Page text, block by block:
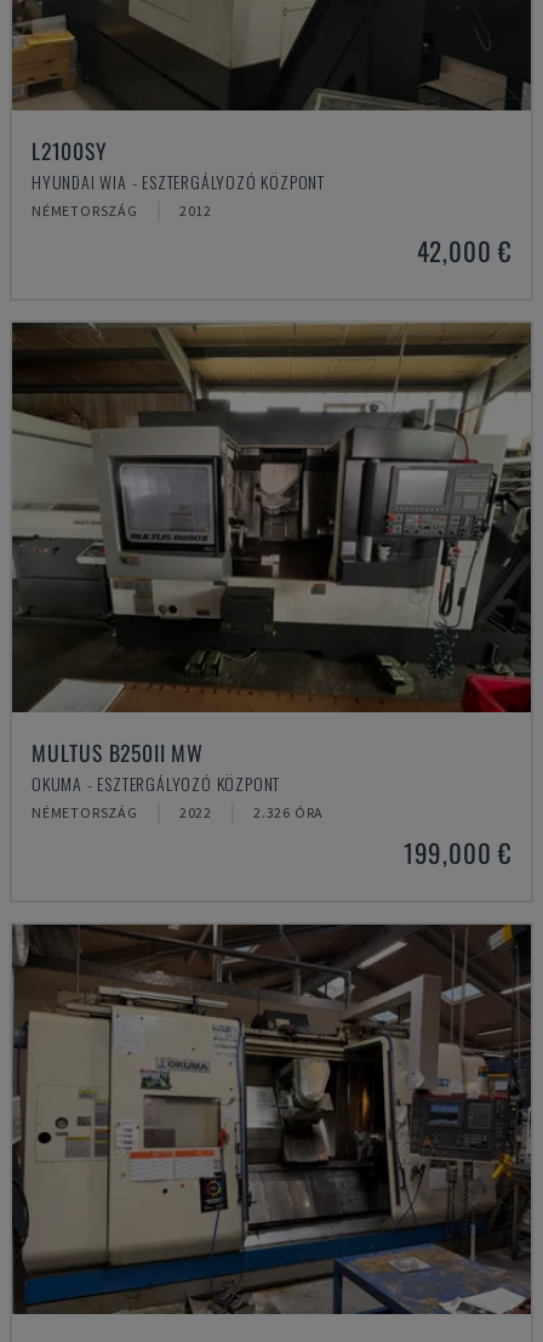
L2100SY
HYUNDAI WIA - ESZTERGÁLYOZÓ KÖZPONT
NÉMETORSZÁG 2012
42,000 €
MULTUS B250II MW
OKUMA - ESZTERGÁLYOZÓ KÖZPONT
NÉMETORSZÁG 2022 2.326 ÓRA
199,000 €